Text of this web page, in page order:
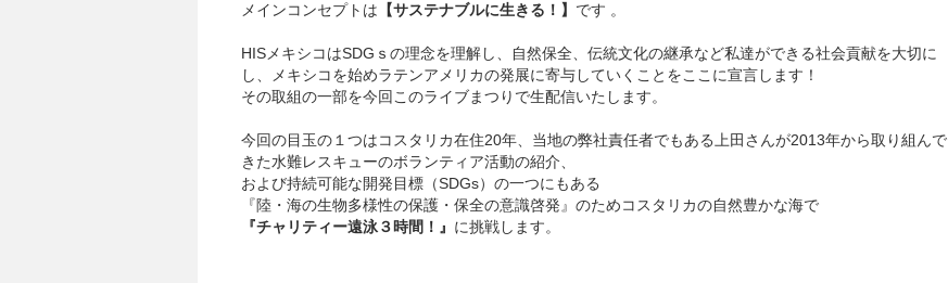
メインコンセプトは 【サステナブルに生きる！】 です 。
HISメキシコはSDGｓの理念を理解し、自然保全、伝統文化の継承など私達ができる社会貢献を大切に
し、メキシコを始めラテンアメリカの発展に寄与していくことをここに宣言します！
その取組の一部を今回このライブまつりで生配信いたします。
今回の目玉の１つはコスタリカ在住20年、当地の弊社責任者でもある上田さんが2013年から取り組んで
きた水難レスキューのボランティア活動の紹介、
および持続可能な開発目標（SDGs）の一つにもある
『陸・海の生物多様性の保護・保全の意識啓発』のためコスタリカの自然豊かな海で
『チャリティー遠泳３時間！』 に挑戦します。